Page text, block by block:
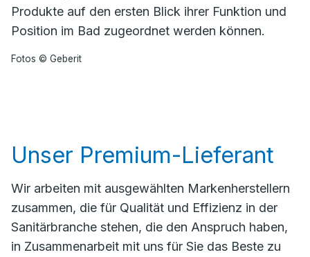
Produkte auf den ersten Blick ihrer Funktion und
Position im Bad zugeordnet werden können.
Fotos © Geberit
Unser Premium-Lieferant
Wir arbeiten mit ausgewählten Markenherstellern
zusammen, die für Qualität und Effizienz in der
Sanitärbranche stehen, die den Anspruch haben,
in Zusammenarbeit mit uns für Sie das Beste zu